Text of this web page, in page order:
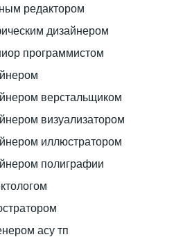
редактором
дизайнером
программистом
верстальщиком
визуализатором
иллюстратором
полиграфии
асу тп